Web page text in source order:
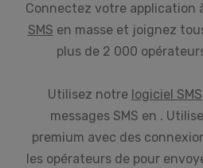
Connectez votre application
SMS en masse et joignez
plus de 2 000
Utilisez notre logiciel SMS
messages SMS en .
premium avec des
les opérateurs de pour